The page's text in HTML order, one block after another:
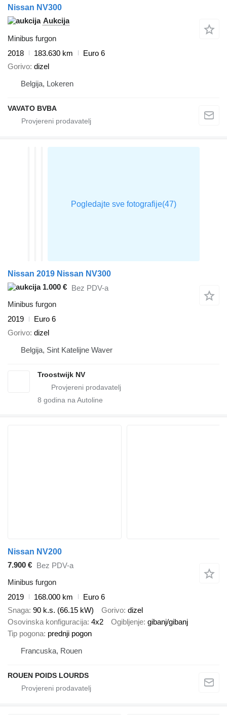
Nissan NV300
Aukcija
Minibus furgon
2018
183.630 km
Euro 6
Gorivo dizel
Belgija, Lokeren
VAVATO BVBA
Nissan 2019 Nissan NV300
1.000 € Bez PDV-a
Minibus furgon
2019
Euro 6
Gorivo dizel
Belgija, Sint Katelijne Waver
Troostwijk NV
8 godina na Autoline
Nissan NV200
7.900 € Bez PDV-a
Minibus furgon
2019
168.000 km
Euro 6
Snaga 90 k.s. (66.15 kW) Gorivo dizel
Osovinska konfiguracija 4x2 Ogibljenje gibanj/gibanj
Tip pogona prednji pogon
Francuska, Rouen
ROUEN POIDS LOURDS